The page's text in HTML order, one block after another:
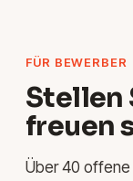
FÜR BEWERBER
Stellen
freuen
Über 40 offene